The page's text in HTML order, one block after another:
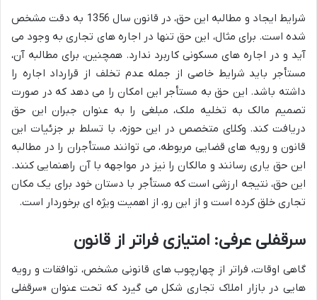
شرایط ایجاد و مطالبه این حق، در قانون سال 1356 به دقت مشخص
شده است. برای مثال، این حق تنها در اجاره های تجاری به وجود می
آید و در اجاره های مسکونی کاربرد ندارد. همچنین، برای مطالبه آن،
مستأجر باید شرایط خاصی از جمله عدم تخلف از قرارداد اجاره را
داشته باشد. این حق به مستأجر این امکان را می دهد که در صورت
تصمیم مالک به تخلیه ملک، مبلغی را به عنوان جبران این حق
دریافت کند. وکلای متخصص در این حوزه، با تسلط بر جزئیات این
قانون و رویه های قضایی مربوطه، می توانند مستأجران را در مطالبه
این حق یاری رسانند و مالکان را نیز در مواجهه با آن راهنمایی کنند.
این حق، نتیجه ارزشی است که مستأجر با دستان خود برای یک مکان
تجاری خلق کرده است و از این رو، از اهمیت ویژه ای برخوردار است.
سرقفلی عرفی: امتیازی فراتر از قانون
گاهی اوقات، فراتر از چهارچوب های قانونی مشخص، توافقات و رویه
هایی در بازار املاک تجاری شکل می گیرد که تحت عنوان «سرقفلی